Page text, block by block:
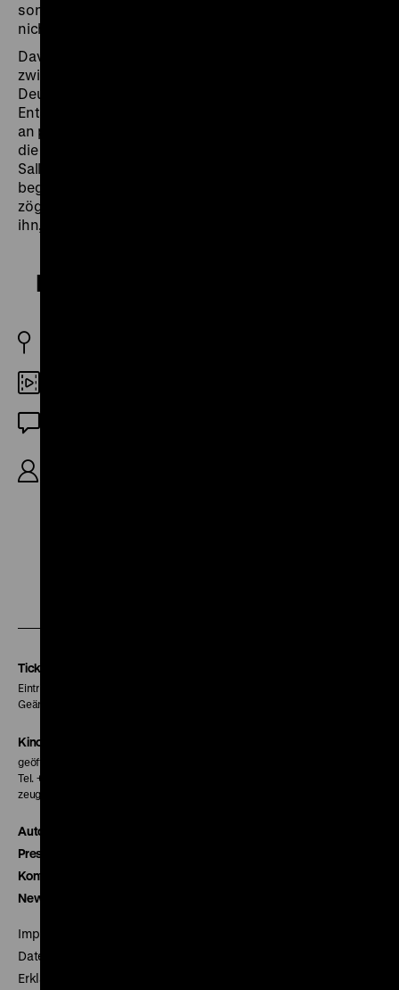
sondern die auf die Idee eines Zentrums schlichtweg
nicht mehr angewiesen ist.
Davor
zwischen Neukölln und Treptow trennte einst zwei
Deutschlands voneinander. Heute, und auch schon im
Entstehungsjahr des Films 1999, hat die Wasserstraße
an politischer Relevanz verloren. Dennoch scheinen
die Menschen sich diesen Ort, das vermitteln
Sallmanns von kurzen Interviewpassagen aus dem Off
begleiteten, grob texturierte Schwarz-weiß-Bilder, nur
zögerlich neu anzueignen. Noch hat die Geschichte
ihn, so scheint es, nicht ganz freigegeben. (lf)
Menschen am Kanal
Tickets
Eintritt 5 €
Geänderte Preise sind im Programm vermerkt.
Kinokasse
geöffnet 30 Minuten vor Beginn der ersten Vorstellung
Tel. + 49 30 20304-770
zeughauskino@dhm.de
Autor*innen
Presse
Kontakt
Newsletter
Impressum
Datenschutz
Erklärung digitale Barrierefreiheit